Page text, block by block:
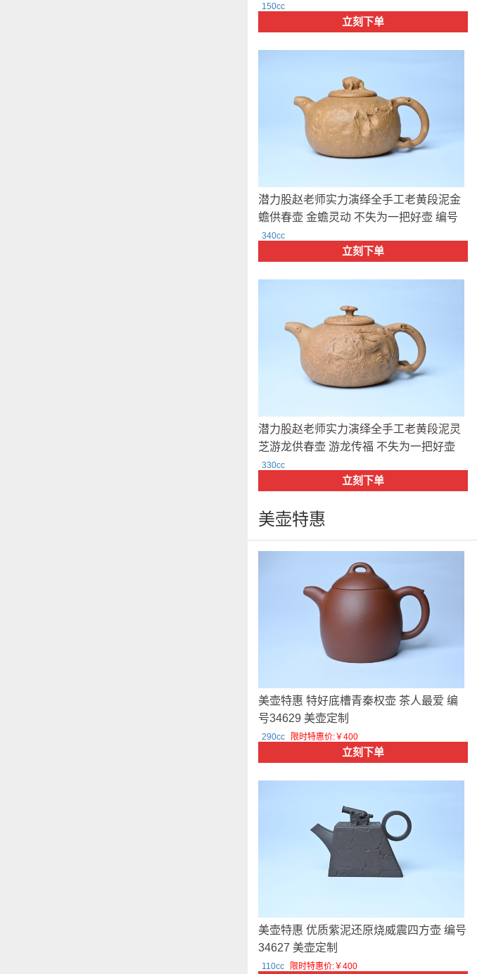
150cc
立刻下单
潜力股赵老师实力演绎全手工老黄段泥金
蟾供春壶 金蟾灵动 不失为一把好壶 编号
33952 赵老师
340cc
立刻下单
潜力股赵老师实力演绎全手工老黄段泥灵
芝游龙供春壶 游龙传福 不失为一把好壶
编号34043 赵老师
330cc
立刻下单
美壶特惠
美壶特惠 特好底槽青秦权壶 茶人最爱 编
号34629 美壶定制
290cc 限时特惠价:￥400
立刻下单
美壶特惠 优质紫泥还原烧威震四方壶 编号
34627 美壶定制
110cc 限时特惠价:￥400